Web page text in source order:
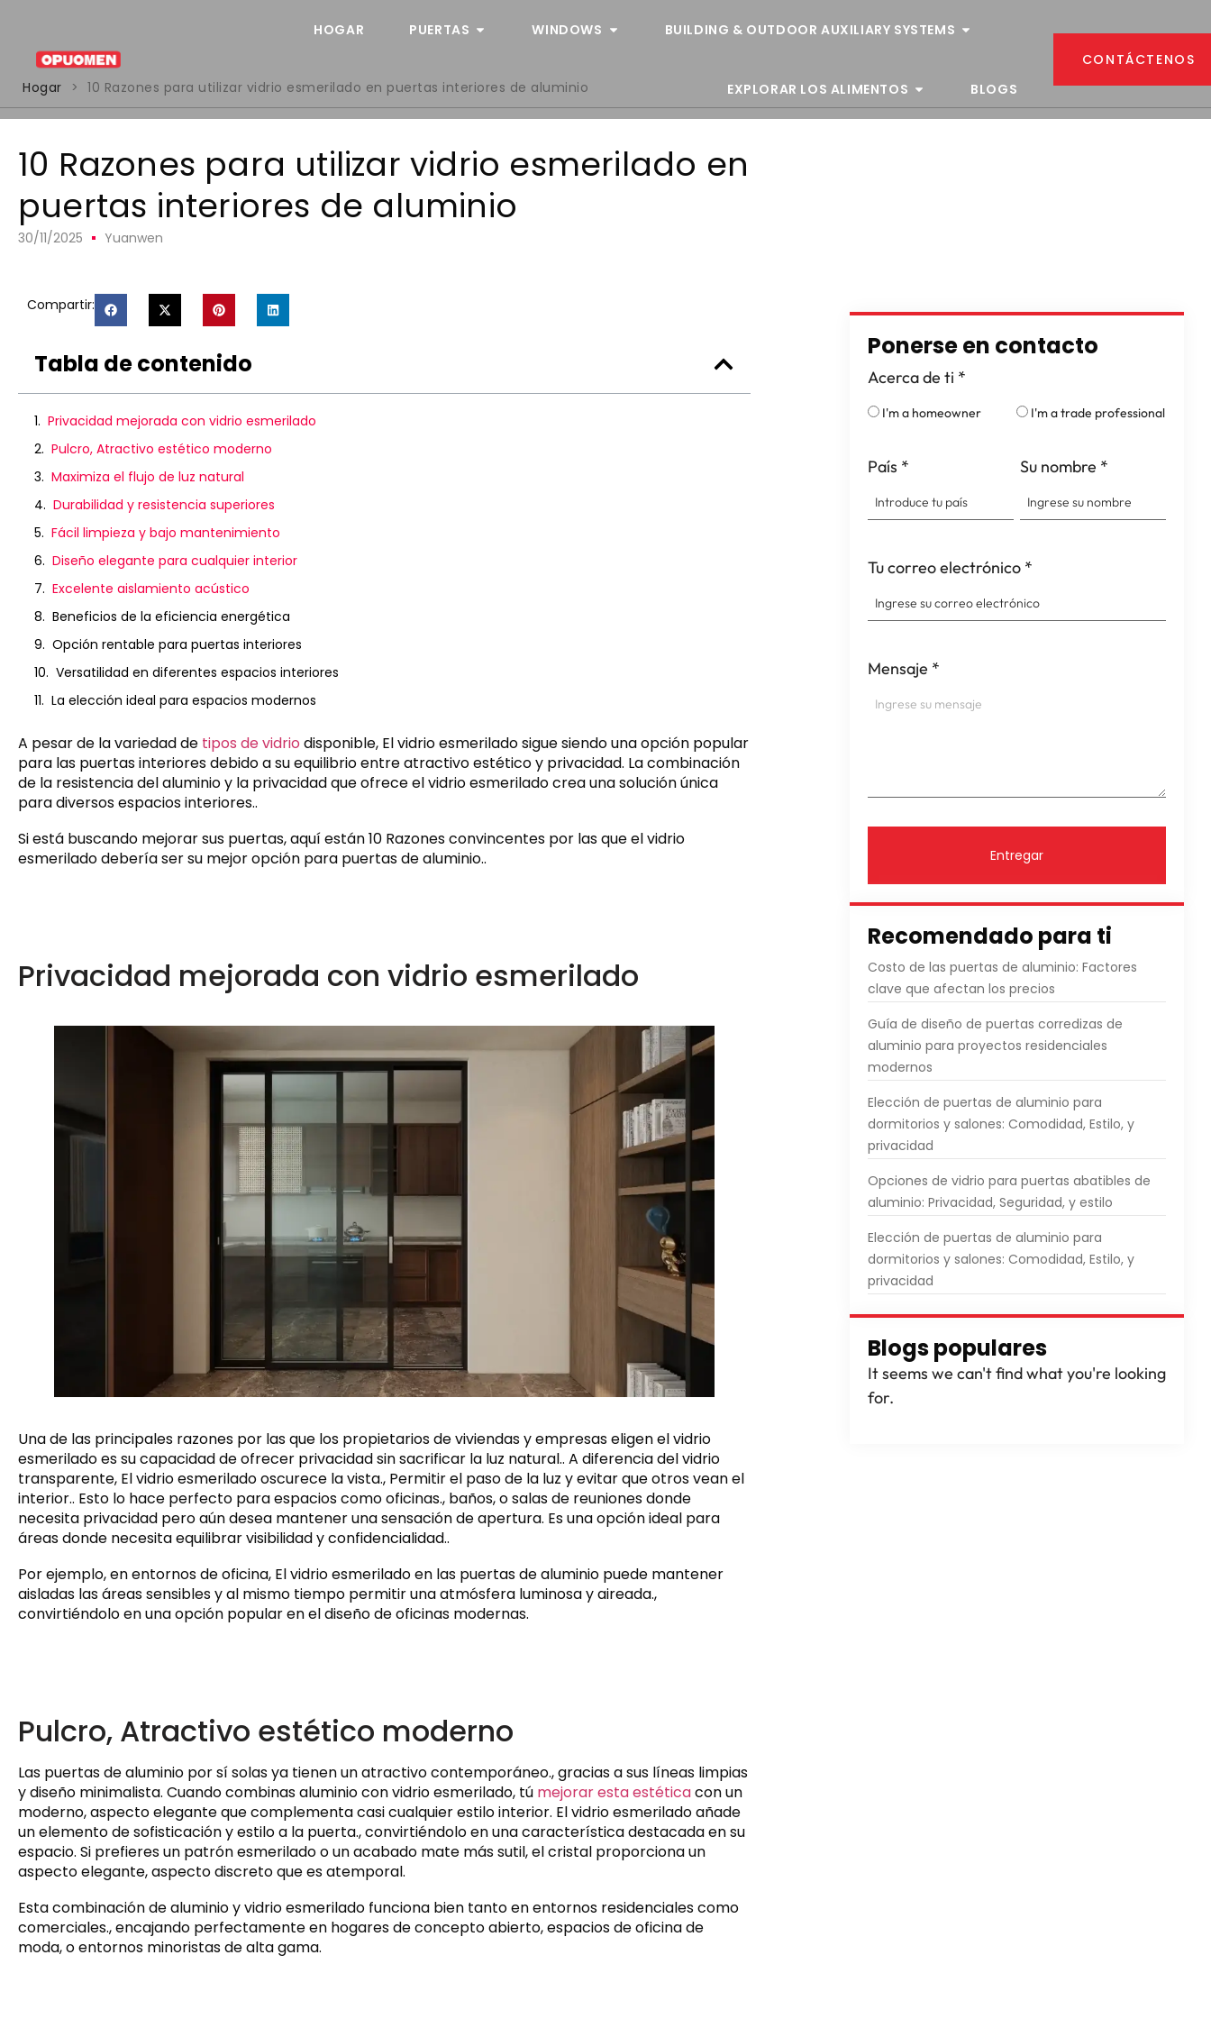
HOGAR PUERTAS WINDOWS BUILDING & OUTDOOR AUXILIARY SYSTEMS
EXPLORAR LOS ALIMENTOS BLOGS
CONTÁCTENOS
Hogar
> 10 Razones para utilizar vidrio esmerilado en puertas interiores de aluminio
10 Razones para utilizar vidrio esmerilado en
puertas interiores de aluminio
30/11/2025 Yuanwen
Compartir:
Tabla de contenido
Privacidad mejorada con vidrio esmerilado
Pulcro, Atractivo estético moderno
Maximiza el flujo de luz natural
Durabilidad y resistencia superiores
Fácil limpieza y bajo mantenimiento
Diseño elegante para cualquier interior
Excelente aislamiento acústico
Beneficios de la eficiencia energética
Opción rentable para puertas interiores
Versatilidad en diferentes espacios interiores
La elección ideal para espacios modernos
A pesar de la variedad de tipos de vidrio disponible, El vidrio esmerilado sigue siendo una opción popular
para las puertas interiores debido a su equilibrio entre atractivo estético y privacidad. La combinación
de la resistencia del aluminio y la privacidad que ofrece el vidrio esmerilado crea una solución única
para diversos espacios interiores..
Si está buscando mejorar sus puertas, aquí están 10 Razones convincentes por las que el vidrio
esmerilado debería ser su mejor opción para puertas de aluminio..
Privacidad mejorada con vidrio esmerilado
Una de las principales razones por las que los propietarios de viviendas y empresas eligen el vidrio
esmerilado es su capacidad de ofrecer privacidad sin sacrificar la luz natural.. A diferencia del vidrio
transparente, El vidrio esmerilado oscurece la vista., Permitir el paso de la luz y evitar que otros vean el
interior.. Esto lo hace perfecto para espacios como oficinas., baños, o salas de reuniones donde
necesita privacidad pero aún desea mantener una sensación de apertura. Es una opción ideal para
áreas donde necesita equilibrar visibilidad y confidencialidad..
Por ejemplo, en entornos de oficina, El vidrio esmerilado en las puertas de aluminio puede mantener
aisladas las áreas sensibles y al mismo tiempo permitir una atmósfera luminosa y aireada.,
convirtiéndolo en una opción popular en el diseño de oficinas modernas.
Pulcro, Atractivo estético moderno
Las puertas de aluminio por sí solas ya tienen un atractivo contemporáneo., gracias a sus líneas limpias
y diseño minimalista. Cuando combinas aluminio con vidrio esmerilado, tú mejorar esta estéticacon un
moderno, aspecto elegante que complementa casi cualquier estilo interior. El vidrio esmerilado añade
un elemento de sofisticación y estilo a la puerta., convirtiéndolo en una característica destacada en su
espacio. Si prefieres un patrón esmerilado o un acabado mate más sutil, el cristal proporciona un
aspecto elegante, aspecto discreto que es atemporal.
Esta combinación de aluminio y vidrio esmerilado funciona bien tanto en entornos residenciales como
comerciales., encajando perfectamente en hogares de concepto abierto, espacios de oficina de
moda, o entornos minoristas de alta gama.
Ponerse en contacto
Acerca de ti *
I'm a homeowner I'm a trade professional
País * Su nombre *
Tu correo electrónico *
Mensaje *
Entregar
Recomendado para ti
Costo de las puertas de aluminio: Factores
clave que afectan los precios
Guía de diseño de puertas corredizas de
aluminio para proyectos residenciales
modernos
Elección de puertas de aluminio para
dormitorios y salones: Comodidad, Estilo, y
privacidad
Opciones de vidrio para puertas abatibles de
aluminio: Privacidad, Seguridad, y estilo
Elección de puertas de aluminio para
dormitorios y salones: Comodidad, Estilo, y
privacidad
Blogs populares
It seems we can't find what you're looking
for.